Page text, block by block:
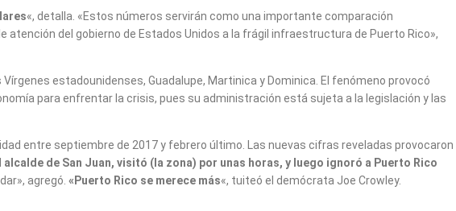
«, detalla. «Estos números servirán como una importante comparación
del gobierno de Estados Unidos a la frágil infraestructura de Puerto Rico»,
estadounidenses, Guadalupe, Martinica y Dominica. El fenómeno provocó
para enfrentar la crisis, pues su administración está sujeta a la legislación y las
entre septiembre de 2017 y febrero último. Las nuevas cifras reveladas provocaron
de San Juan, visitó (la zona) por unas horas, y luego ignoró a Puerto Rico
agregó. «Puerto Rico se merece más«, tuiteó el demócrata Joe Crowley.